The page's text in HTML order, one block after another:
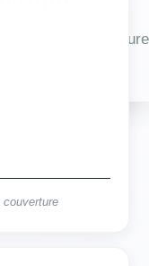
de couverture